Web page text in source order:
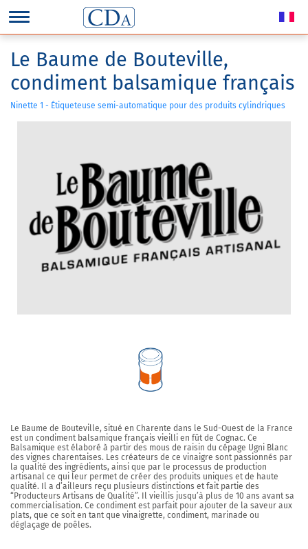
Le Baume de Bouteville,
condiment balsamique français
Ninette 1 - Étiqueteuse semi-automatique pour des produits cylindriques
Le Baume de Bouteville, situé en Charente dans le Sud-Ouest de la France
est un condiment balsamique français vieilli en fût de Cognac. Ce
Balsamique est élaboré à partir des mous de raisin du cépage Ugni Blanc
des vignes charentaises. Les créateurs de ce vinaigre sont passionnés par
la qualité des ingrédients, ainsi que par le processus de production
artisanal ce qui leur permet de créer des produits uniques et de haute
qualité. Il a d’ailleurs reçu plusieurs distinctions et fait partie des
“Producteurs Artisans de Qualité”. Il vieillis jusqu’à plus de 10 ans avant sa
commercialisation. Ce condiment est parfait pour ajouter de la saveur aux
plats, que ce soit en tant que vinaigrette, condiment, marinade ou
déglaçage de poêles.